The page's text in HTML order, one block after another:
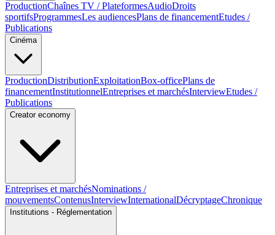
ProductionChaînes TV / PlateformesAudioDroits
sportifsProgrammesLes audiencesPlans de financementEtudes /
Publications
Cinéma
ProductionDistributionExploitationBox-officePlans de
financementInstitutionnelEntreprises et marchésInterviewEtudes /
Publications
Creator economy
Entreprises et marchésNominations /
mouvementsContenusInterviewInternationalDécryptageChronique
Institutions - Réglementation